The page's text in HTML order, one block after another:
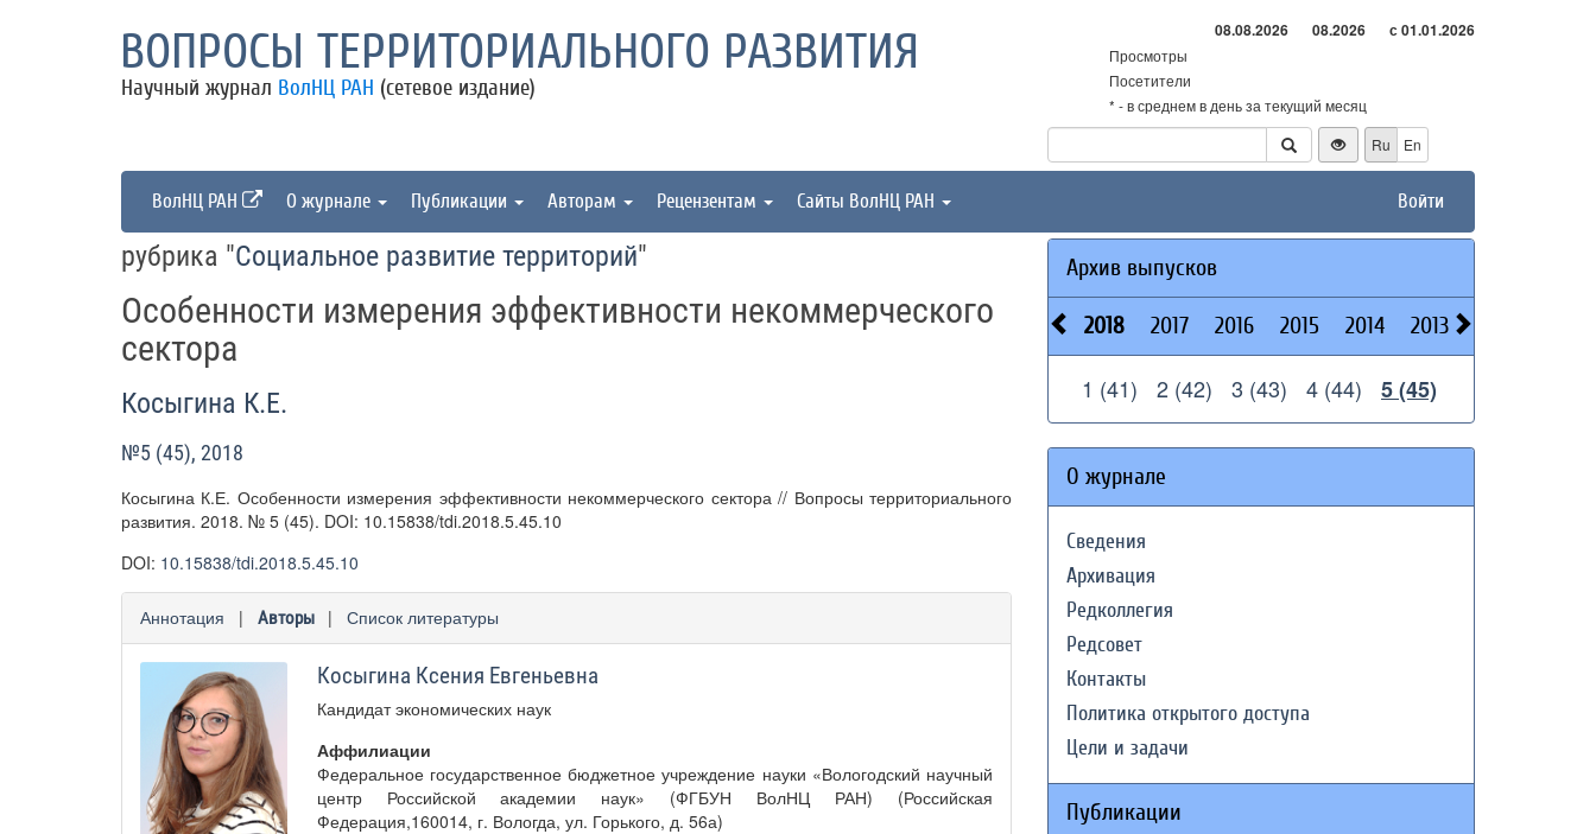
ВОПРОСЫ ТЕРРИТОРИАЛЬНОГО РАЗВИТИЯ
Научный журнал ВолНЦ РАН (сетевое издание)
08.08.2026 08.2026 с 01.01.2026
Просмотры
Посетители
* - в среднем в день за текущий месяц
Ru
En
ВолНЦ РАН О журнале Публикации Авторам Рецензентам Сайты ВолНЦ РАН Войти
рубрика "Социальное развитие территорий"
Особенности измерения эффективности некоммерческого
сектора
Косыгина К.Е.
№5 (45), 2018
Косыгина К.Е. Особенности измерения эффективности некоммерческого сектора // Вопросы территориального
развития. 2018. № 5 (45). DOI: 10.15838/tdi.2018.5.45.10
DOI: 10.15838/tdi.2018.5.45.10
Аннотация | Авторы | Список литературы
Косыгина Ксения Евгеньевна
Кандидат экономических наук
Аффилиации
Федеральное государственное бюджетное учреждение науки «Вологодский научный
центр Российской академии наук» (ФГБУН ВолНЦ РАН) (Российская
Федерация,160014, г. Вологда, ул. Горького, д. 56а)
Архив выпусков
2018 2017 2016 2015 2014 2013
1 (41) 2 (42) 3 (43) 4 (44) 5 (45)
О журнале
Сведения
Архивация
Редколлегия
Редсовет
Контакты
Политика открытого доступа
Цели и задачи
Публикации